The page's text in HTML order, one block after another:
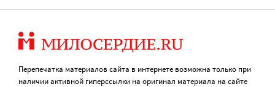
Перепечатка материалов сайта в интернете возможна только при
наличии активной гиперссылки на оригинал материала на сайте